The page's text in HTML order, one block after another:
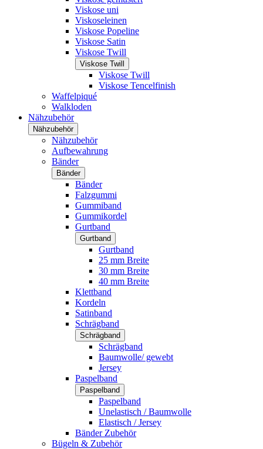
Viskose uni
Viskoseleinen
Viskose Popeline
Viskose Satin
Viskose Twill
Viskose Twill
Viskose Twill
Viskose Tencelfinish
Waffelpiqué
Walkloden
Nähzubehör
Nähzubehör
Nähzubehör
Aufbewahrung
Bänder
Bänder
Bänder
Falzgummi
Gummiband
Gummikordel
Gurtband
Gurtband
Gurtband
25 mm Breite
30 mm Breite
40 mm Breite
Klettband
Kordeln
Satinband
Schrägband
Schrägband
Schrägband
Baumwolle/ gewebt
Jersey
Paspelband
Paspelband
Paspelband
Unelastisch / Baumwolle
Elastisch / Jersey
Bänder Zubehör
Bügeln & Zubehör